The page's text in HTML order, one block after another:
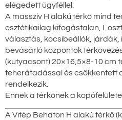
elégedett ügyféllel.
A masszív H alakú térkő mind
esztétikailag kifogástalan, I.
választás, kocsibeállók, járdák,
bevásárló központok
(kutyacsont) 20×16,5×8-10 cm
teherátadással és csökkentett
rendelkezik.
Ennek a térkőnek a
A Vitép Behaton H alakú térkő